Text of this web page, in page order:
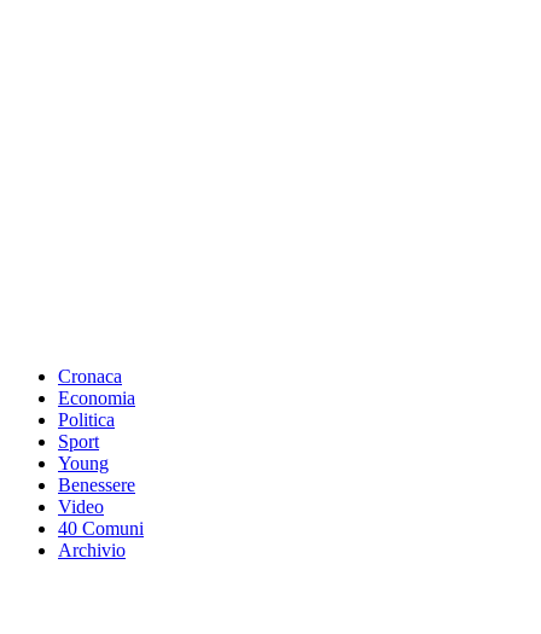
Cronaca
Economia
Politica
Sport
Young
Benessere
Video
40 Comuni
Archivio